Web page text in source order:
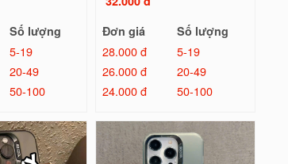
Số lượng
5-19
20-49
50-100
Đơn giá
Số lượng
28.000 đ
5-19
26.000 đ
20-49
24.000 đ
50-100